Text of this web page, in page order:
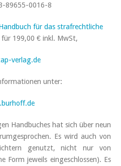
89655-0016-8
für das strafrechtliche
für 199,00 € inkl. MwSt,
verlag.de
unter:
Handbuches hat sich über neun
Es wird auch von
genutzt, nicht nur von
Form jeweils eingeschlossen). Es